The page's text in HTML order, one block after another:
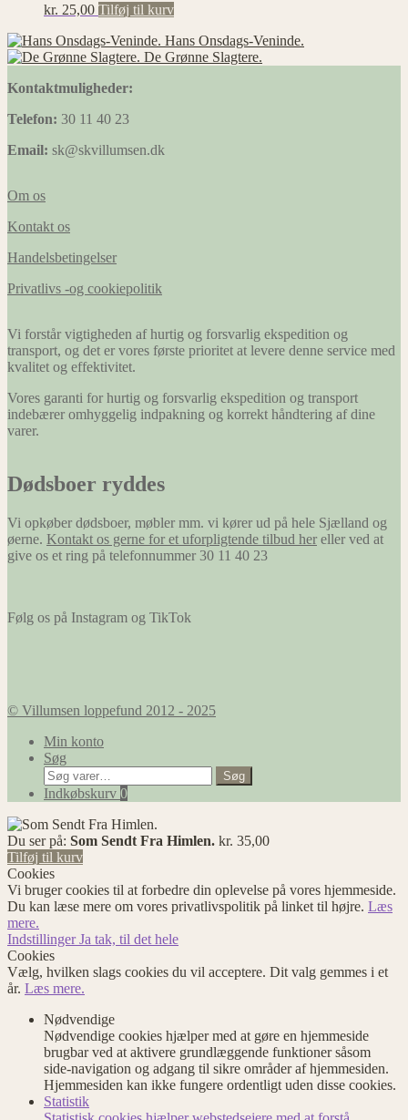
kr. 25,00 Tilføj til kurv
Hans Onsdags-Veninde.
De Grønne Slagtere.
Kontaktmuligheder:
Telefon: 30 11 40 23
Email: sk@skvillumsen.dk
Om os
Kontakt os
Handelsbetingelser
Privatlivs -og cookiepolitik
Vi forstår vigtigheden af hurtig og forsvarlig ekspedition og
transport, og det er vores første prioritet at levere denne service med
kvalitet og effektivitet.
Vores garanti for hurtig og forsvarlig ekspedition og transport
indebærer omhyggelig indpakning og korrekt håndtering af dine
varer.
Dødsboer ryddes
Vi opkøber dødsboer, møbler mm. vi kører ud på hele Sjælland og
øerne. Kontakt os gerne for et uforpligtende tilbud her eller ved at
give os et ring på telefonnummer 30 11 40 23
Følg os på Instagram og TikTok
© Villumsen loppefund 2012 - 2025
Min konto
Søg
Søg
efter:
Søg
Indkøbskurv 0
Du ser på: Som Sendt Fra Himlen. kr. 35,00
Tilføj til kurv
Cookies
Vi bruger cookies til at forbedre din oplevelse på vores hjemmeside.
Du kan læse mere om vores privatlivspolitik på linket til højre. Læs
mere.
IndstillingerJa tak, til det hele
Cookies
Vælg, hvilken slags cookies du vil acceptere. Dit valg gemmes i et
år. Læs mere.
Nødvendige
Nødvendige cookies hjælper med at gøre en hjemmeside
brugbar ved at aktivere grundlæggende funktioner såsom
side-navigation og adgang til sikre områder af hjemmesiden.
Hjemmesiden kan ikke fungere ordentligt uden disse cookies.
Statistik